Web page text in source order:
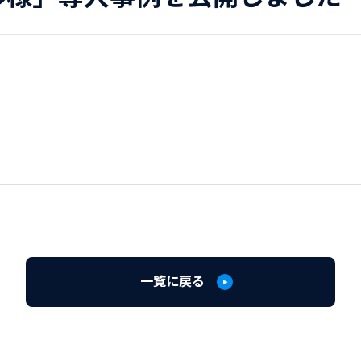
一覧に戻る